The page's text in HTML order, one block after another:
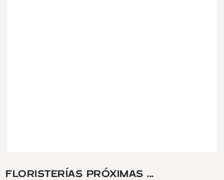
FLORISTERÍAS PRÓXIMAS ...